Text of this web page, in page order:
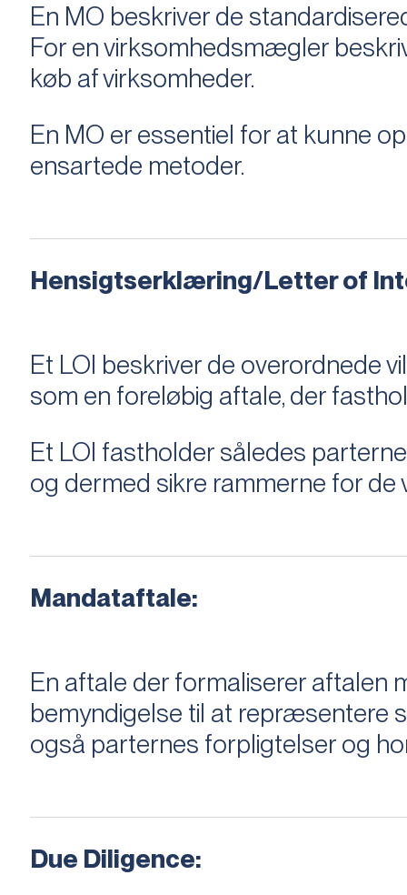
En MO beskriver de
For en virksomhedsmægler
køb af virksomheder.
En MO er essentiel for at kunne
ensartede metoder.
Hensigtserklæring/Letter of
Et LOI beskriver de overordnede
som en foreløbig aftale, der
Et LOI fastholder således
og dermed sikre rammerne for de
Mandataftale:
En aftale der formaliserer
bemyndigelse til at repræsentere
også parternes forpligtelser og
Due Diligence: